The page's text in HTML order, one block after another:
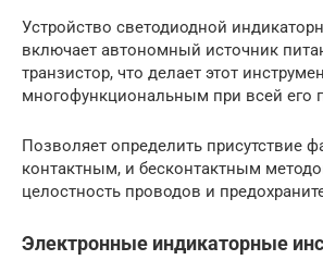
Устройство светодиодной
включает автономный источник
транзистор, что делает этот
многофункциональным при всей его
Позволяет определить присутствие
контактным, и бесконтактным
целостность проводов и
Электронные индикаторные